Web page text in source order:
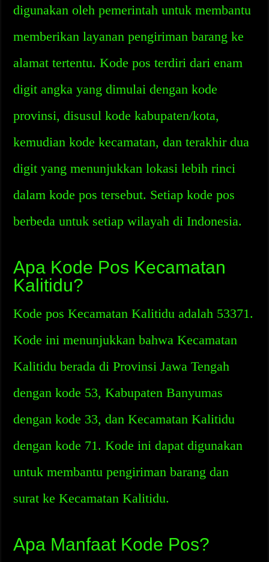
digunakan oleh pemerintah untuk membantu
memberikan layanan pengiriman barang ke
alamat tertentu. Kode pos terdiri dari enam
digit angka yang dimulai dengan kode
provinsi, disusul kode kabupaten/kota,
kemudian kode kecamatan, dan terakhir dua
digit yang menunjukkan lokasi lebih rinci
dalam kode pos tersebut. Setiap kode pos
berbeda untuk setiap wilayah di Indonesia.
Apa Kode Pos Kecamatan
Kalitidu?
Kode pos Kecamatan Kalitidu adalah 53371.
Kode ini menunjukkan bahwa Kecamatan
Kalitidu berada di Provinsi Jawa Tengah
dengan kode 53, Kabupaten Banyumas
dengan kode 33, dan Kecamatan Kalitidu
dengan kode 71. Kode ini dapat digunakan
untuk membantu pengiriman barang dan
surat ke Kecamatan Kalitidu.
Apa Manfaat Kode Pos?